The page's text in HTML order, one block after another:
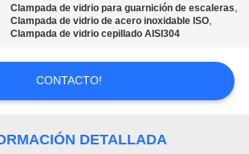
Clampada de vidrio para guarnición de escaleras,
Clampada de vidrio de acero inoxidable ISO,
Clampada de vidrio cepillado AISI304
CONTACTO!
DETALLADA